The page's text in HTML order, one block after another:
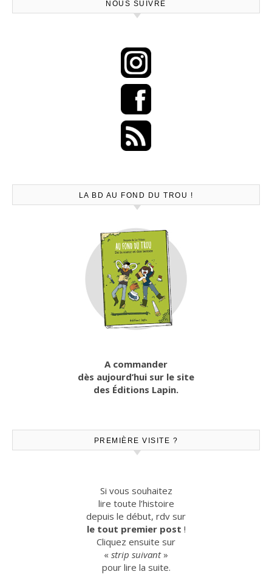
NOUS SUIVRE
LA BD AU FOND DU TROU !
A commander
dès aujourd’hui sur le site
des Éditions Lapin.
PREMIÈRE VISITE ?
Si vous souhaitez
lire toute l’histoire
depuis le début, rdv sur
le tout premier post !
Cliquez ensuite sur
« strip suivant»
pour lire la suite.